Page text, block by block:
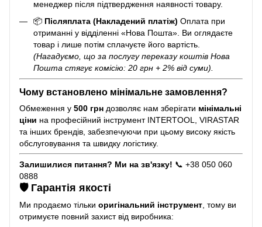
менеджер після підтвердження наявності товару.
📦 Післяплата (Накладений платіж) Оплата при
отриманні у відділенні «Нова Пошта». Ви оглядаєте
товар і лише потім сплачуєте його вартість.
(Нагадуємо, що за послугу переказу коштів Нова
Пошта стягує комісію: 20 грн + 2% від суми).
Чому встановлено мінімальне замовлення?
Обмеження у 500 грн дозволяє нам зберігати мінімальні
ціни на професійний інструмент INTERTOOL, VIRASTAR
та інших брендів, забезпечуючи при цьому високу якість
обслуговування та швидку логістику.
Залишилися питання? Ми на зв'язку! 📞 +38 050 060
0888
🛡️ Гарантія якості
Ми продаємо тільки оригінальний інструмент, тому ви
отримуєте повний захист від виробника: